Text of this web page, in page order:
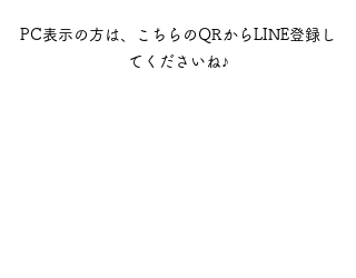
PC表示の方は、こちらのQRからLINE登録し
てくださいね♪